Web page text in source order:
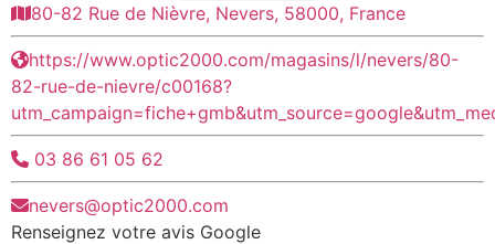
80-82 Rue de Nièvre, Nevers, 58000, France
https://www.optic2000.com/magasins/l/nevers/80-
82-rue-de-nievre/c00168?
03 86 61 05 62
nevers@optic2000.com
Renseignez votre avis Google